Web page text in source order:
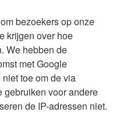
bezoekers op onze
krijgen over hoe
We hebben de
met Google
toe om de via
gebruiken voor andere
de IP-adressen niet.